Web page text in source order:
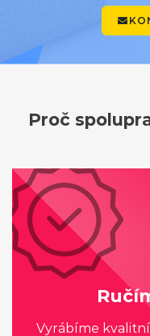
Proč
Vyrábíme